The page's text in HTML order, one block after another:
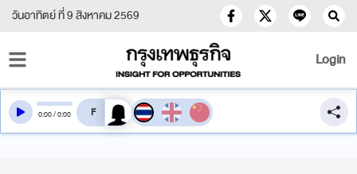
วันอาทิตย์ ที่ 9 สิงหาคม 2569
Login
0:00/0:00 สลับเสียงอ่าน